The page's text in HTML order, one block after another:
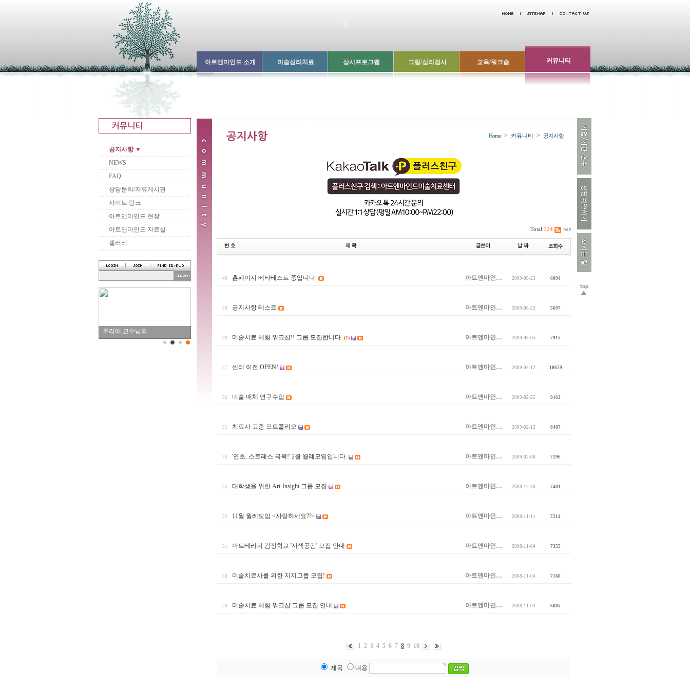
아트앤마인드 소개 미술심리치료 상시프로그램 그림/심리검사 교육/워크숍 커뮤니티
공지사항 ▼
NEWS
FAQ
상담문의/자유게시판
사이트 링크
아트앤마인드 현장
아트앤마인드 자료실
갤러리
주리애 교수님의…
Home > 커뮤니티 > 공지사항
Total 124
40 홈페이지 베타테스트 중입니다. 아트앤마인… 2009-09-23 6094
39 공지사항 테스트 아트앤마인… 2009-08-22 5697
38 미술치료 체험 워크샵!! 그룹 모집합니다. (1) 아트앤마인… 2009-08-05 7915
37 센터 이전 OPEN! 아트앤마인… 2009-04-12 10679
36 미술 매체 연구수업 아트앤마인… 2009-02-25 9163
35 치료사 고충 포트폴리오 아트앤마인… 2009-02-12 8487
34 '연초, 스트레스 극복!' 2월 월례모임입니다. 아트앤마인… 2009-02-06 7296
33 대학생을 위한 Art-Insight 그룹 모집 아트앤마인… 2008-12-30 7401
32 11월 월례모임 <사랑하세요?!> 아트앤마인… 2008-11-11 7214
31 아트테라피 감정학교 '사색공감' 모집 안내 아트앤마인… 2008-11-04 7355
30 미술치료사를 위한 지지그룹 모집! 아트앤마인… 2008-11-04 7160
29 미술치료 체험 워크샵 그룹 모집 안내 아트앤마인… 2008-11-04 6885
1 2 3 4 5 6 7 8 9 10
제목 내용